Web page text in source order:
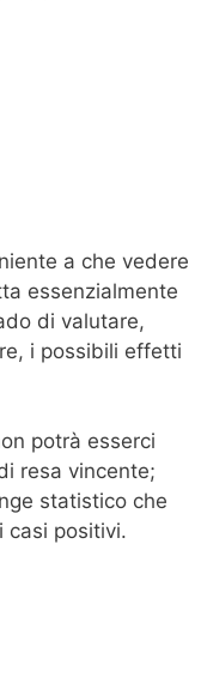
a che vedere
essenzialmente
di valutare,
i possibili effetti
potrà esserci
resa vincente;
statistico che
casi positivi.